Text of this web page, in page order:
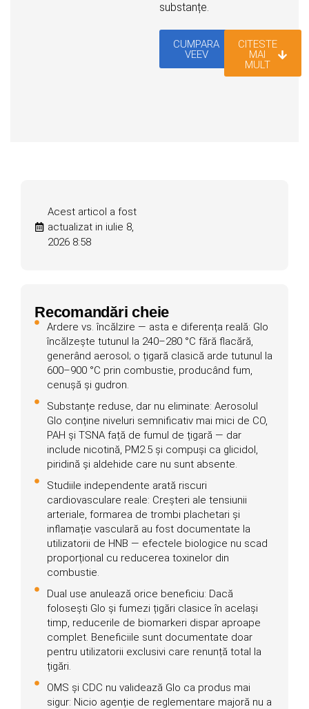
substanțe.
CUMPARA
VEEV
CITESTE
MAI
MULT
Acest articol a fost
actualizat in iulie 8,
2026 8:58
Recomandări cheie
Ardere vs. încălzire — asta e diferența reală: Glo
încălzește tutunul la 240–280 °C fără flacără,
generând aerosol; o țigară clasică arde tutunul la
600–900 °C prin combustie, producând fum,
cenușă și gudron.
Substanțe reduse, dar nu eliminate: Aerosolul
Glo conține niveluri semnificativ mai mici de CO,
PAH și TSNA față de fumul de țigară — dar
include nicotină, PM2.5 și compuși ca glicidol,
piridină și aldehide care nu sunt absente.
Studiile independente arată riscuri
cardiovasculare reale: Creșteri ale tensiunii
arteriale, formarea de trombi plachetari și
inflamație vasculară au fost documentate la
utilizatorii de HNB — efectele biologice nu scad
proporțional cu reducerea toxinelor din
combustie.
Dual use anulează orice beneficiu: Dacă
folosești Glo și fumezi țigări clasice în același
timp, reducerile de biomarkeri dispar aproape
complet. Beneficiile sunt documentate doar
pentru utilizatorii exclusivi care renunță total la
țigări.
OMS și CDC nu validează Glo ca produs mai
sigur: Nicio agenție de reglementare majoră nu a